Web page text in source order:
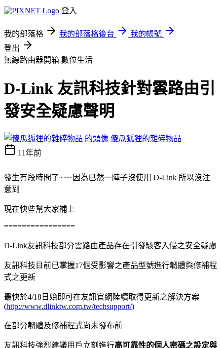
登入
我的部落格 我的部落格後台
我的帳號
登出
無線路由器開箱 數位生活
D-Link 友訊科技針對雲路由引
發安全疑慮聲明
傻瓜狐狸的雜碎物品
11年前
發生有段時間了~~~因為已然一陣子沒使用 D-Link 所以沒注
意到
現在快些幫大家補上
================
D-Link友訊科技部分雲路由產品存在引發駭客入侵之安全疑慮
友訊科技目前已掌握17個受影響之產品型號進行韌體與修補程
式之更新
最快於4/18 日始即可在友訊官網陸續取得更新之解決方案
(http://www.dlinktw.com.tw/techsupport/)
在部分韌體及修補程式尚未發布前
友訊科技強烈建議用戶立刻進行高可靠性的個人密碼之設定與